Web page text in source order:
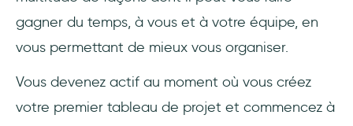
gagner du temps, à vous et à votre équipe, en
vous permettant de mieux vous organiser.
Vous devenez actif au moment où vous créez
votre premier tableau de projet et commencez à